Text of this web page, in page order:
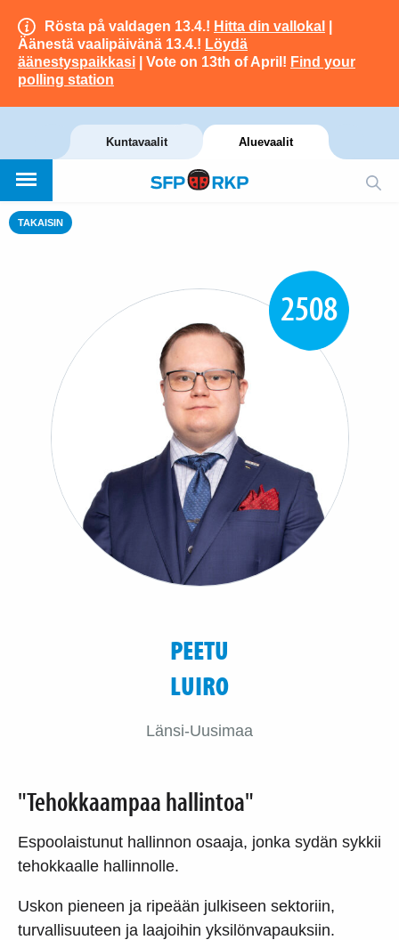
Rösta på valdagen 13.4.! Hitta din vallokal
Äänestä vaalipäivänä 13.4.! Löydä
äänestyspaikkasi | Vote on 13th of April! Find your
polling station
Kuntavaalit Aluevaalit
TAKAISIN
2508
PEETU
LUIRO
Länsi-Uusimaa
"Tehokkaampaa hallintoa"
Espoolaistunut hallinnon osaaja, jonka sydän sykkii
tehokkaalle hallinnolle.
Uskon pieneen ja ripeään julkiseen sektoriin,
turvallisuuteen ja laajoihin yksilönvapauksiin.